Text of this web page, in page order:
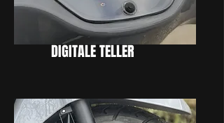
DIGITALE TELLER